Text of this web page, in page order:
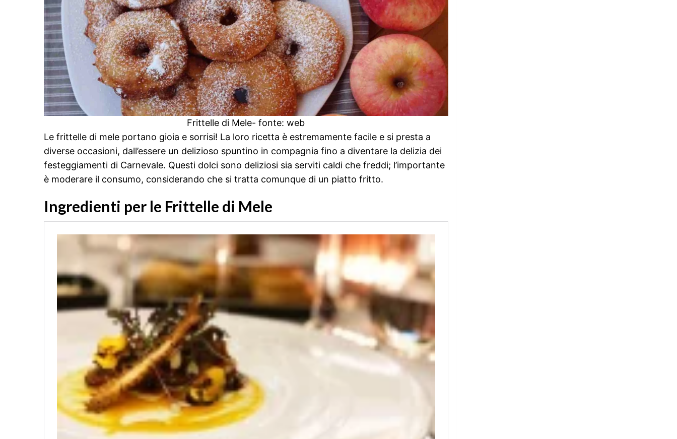
Frittelle di Mele- fonte: web
Le frittelle di mele portano gioia e sorrisi! La loro ricetta è estremamente facile e si presta a
diverse occasioni, dall’essere un delizioso spuntino in compagnia fino a diventare la delizia dei
festeggiamenti di Carnevale. Questi dolci sono deliziosi sia serviti caldi che freddi; l’importante
è moderare il consumo, considerando che si tratta comunque di un piatto fritto.
Ingredienti per le Frittelle di Mele